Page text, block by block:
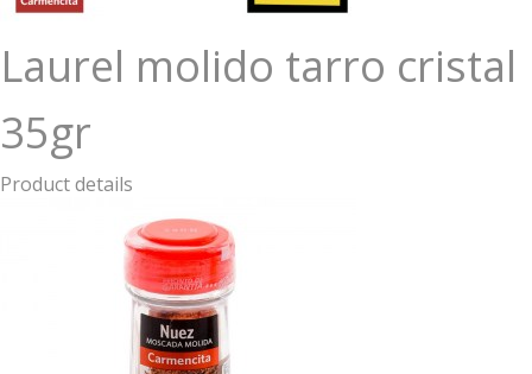
Laurel molido tarro cristal
35gr
Product details